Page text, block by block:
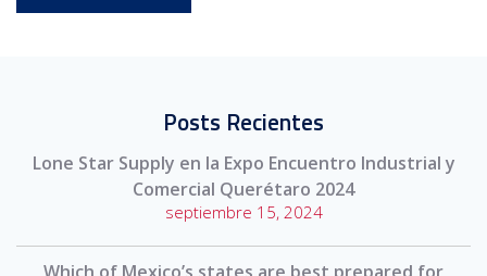
Posts Recientes
Lone Star Supply en la Expo Encuentro Industrial y
Comercial Querétaro 2024
septiembre 15, 2024
Which of Mexico’s states are best prepared for